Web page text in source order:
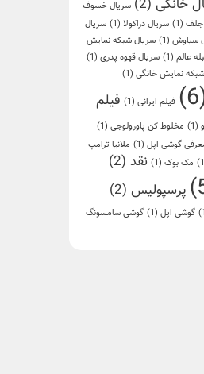
خانگی (2)
سریال خسوف
جلف (1) سریال دراکولا (1)
سریال
سیاوش (1)
سریال شبکه نمایش
عالم (1) سریال قهوه پدری (1)
شبکه نمایش خانگی (1)
فیلم ایرانی (1)
فیلم
(1) مخلوط کن پاورولوجی (1)
گوشی اپل (1)
ملانیا ترامپ
مک بوک (1) نقد (2)
پرسپولیس (2)
گوشی اپل (1)
گوشی سامسونگ